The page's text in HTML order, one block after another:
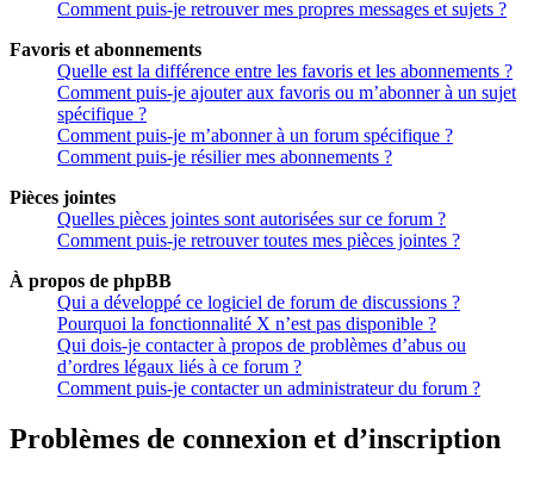
Comment puis-je retrouver mes propres messages et sujets ?
Favoris et abonnements
Quelle est la différence entre les favoris et les abonnements ?
Comment puis-je ajouter aux favoris ou m’abonner à un sujet
spécifique ?
Comment puis-je m’abonner à un forum spécifique ?
Comment puis-je résilier mes abonnements ?
Pièces jointes
Quelles pièces jointes sont autorisées sur ce forum ?
Comment puis-je retrouver toutes mes pièces jointes ?
À propos de phpBB
Qui a développé ce logiciel de forum de discussions ?
Pourquoi la fonctionnalité X n’est pas disponible ?
Qui dois-je contacter à propos de problèmes d’abus ou
d’ordres légaux liés à ce forum ?
Comment puis-je contacter un administrateur du forum ?
Problèmes de connexion et d’inscription